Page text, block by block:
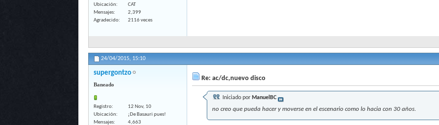
Ubicación
CAT
Mensajes
2,399
Agradecido
2116 veces
24/04/2015, 15:10
supergontzo
Baneado
Registro
12 Nov, 10
Ubicación
¡De Basauri pues!
Mensajes
4,663
Re: ac/dc,nuevo disco
Iniciado por ManuelBC
no creo que pueda hacer y moverse en el escenario como lo hacia con 30 años.